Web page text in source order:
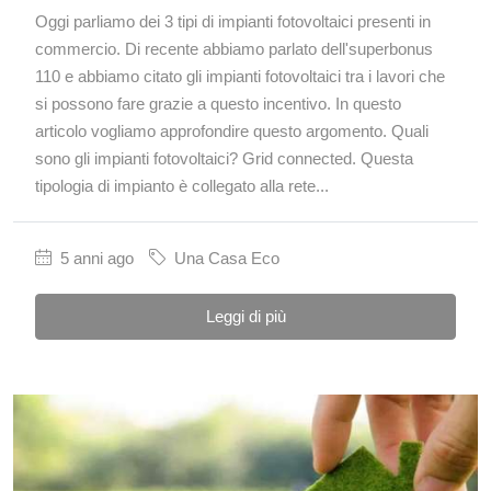
Oggi parliamo dei 3 tipi di impianti fotovoltaici presenti in
commercio. Di recente abbiamo parlato dell'superbonus
110 e abbiamo citato gli impianti fotovoltaici tra i lavori che
si possono fare grazie a questo incentivo. In questo
articolo vogliamo approfondire questo argomento. Quali
sono gli impianti fotovoltaici? Grid connected. Questa
tipologia di impianto è collegato alla rete...
5 anni ago Una Casa Eco
Leggi di più